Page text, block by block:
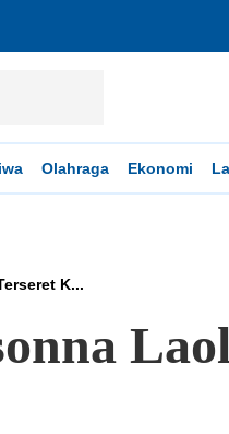
Olahraga Ekonomi
K...